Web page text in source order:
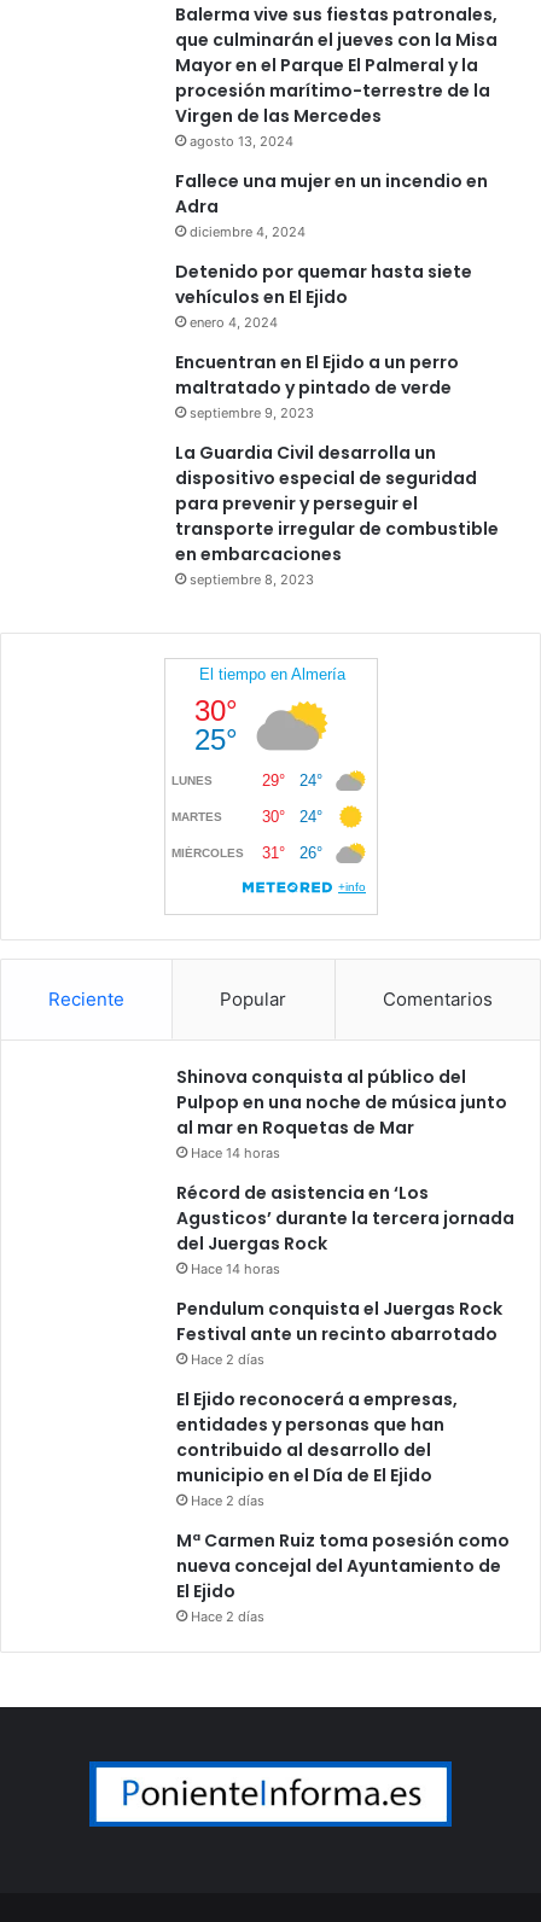
Balerma vive sus fiestas patronales,
que culminarán el jueves con la Misa
Mayor en el Parque El Palmeral y la
procesión marítimo-terrestre de la
Virgen de las Mercedes
agosto 13, 2024
Fallece una mujer en un incendio en
Adra
diciembre 4, 2024
Detenido por quemar hasta siete
vehículos en El Ejido
enero 4, 2024
Encuentran en El Ejido a un perro
maltratado y pintado de verde
septiembre 9, 2023
La Guardia Civil desarrolla un
dispositivo especial de seguridad
para prevenir y perseguir el
transporte irregular de combustible
en embarcaciones
septiembre 8, 2023
Reciente Popular Comentarios
Shinova conquista al público del
Pulpop en una noche de música junto
al mar en Roquetas de Mar
Hace 14 horas
Récord de asistencia en ‘Los
Agusticos’ durante la tercera jornada
del Juergas Rock
Hace 14 horas
Pendulum conquista el Juergas Rock
Festival ante un recinto abarrotado
Hace 2 días
El Ejido reconocerá a empresas,
entidades y personas que han
contribuido al desarrollo del
municipio en el Día de El Ejido
Hace 2 días
Mª Carmen Ruiz toma posesión como
nueva concejal del Ayuntamiento de
El Ejido
Hace 2 días